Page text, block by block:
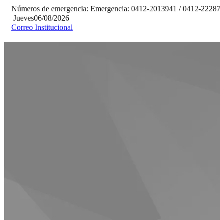
Números de emergencia: Emergencia: 0412-2013941 / 0412-
Jueves06/08/2026
Correo Institucional